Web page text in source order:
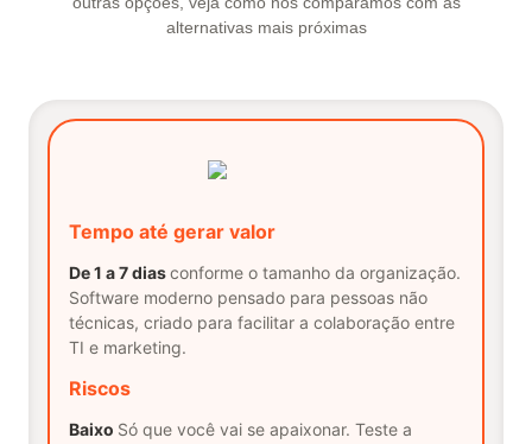
alternativas mais próximas
Tempo até gerar valor
De 1 a 7 diasconforme o tamanho da organização.
Software moderno pensado para pessoas não
técnicas, criado para facilitar a colaboração entre
TI e marketing.
Riscos
Baixo Só que você vai se apaixonar. Teste a